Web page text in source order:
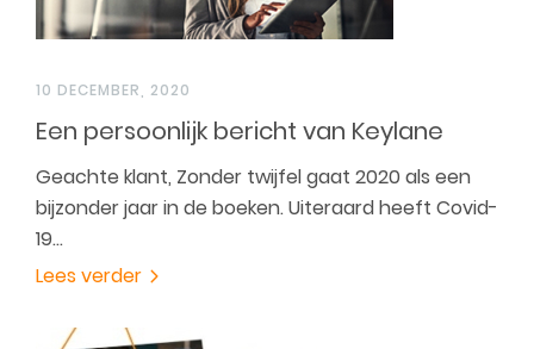
10 DECEMBER, 2020
Een persoonlijk bericht van Keylane
Geachte klant, Zonder twijfel gaat 2020 als een
bijzonder jaar in de boeken. Uiteraard heeft Covid-
19…
Lees verder